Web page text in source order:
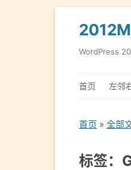
WordPress
首页 左邻
首页 » 全部
标签：